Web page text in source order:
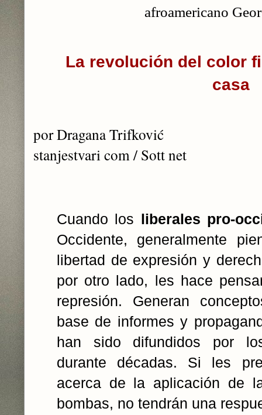
afroamericano
La revolución del color
casa
por Dragana Trifković
stanjestvari com / Sott net
Cuando los liberales pro-
Occidente, generalmente
libertad de expresión y
por otro lado, les hace
represión. Generan
base de informes y
han sido difundidos por
durante décadas. Si les
acerca de la aplicación de
bombas, no tendrán una